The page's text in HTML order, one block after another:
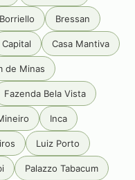
Borriello Bressan
Capital Casa Mantiva
de Minas
Fazenda Bela Vista
Inca
Luiz Porto
Palazzo Tabacum